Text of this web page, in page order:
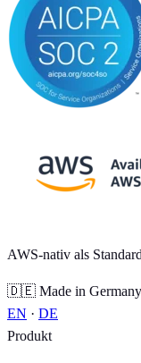
AWS-nativ als
🇩🇪 Made in Germany
EN · DE
Produkt